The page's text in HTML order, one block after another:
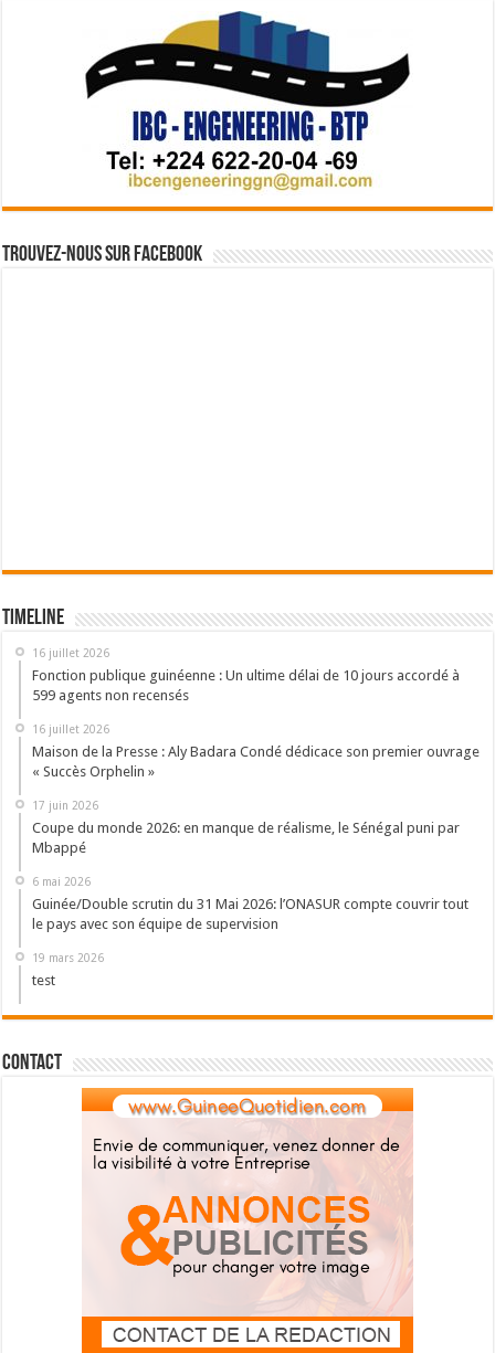
Trouvez-nous sur Facebook
Timeline
16 juillet 2026
Fonction publique guinéenne : Un ultime délai de 10 jours accordé à
599 agents non recensés
16 juillet 2026
Maison de la Presse : Aly Badara Condé dédicace son premier ouvrage
« Succès Orphelin »
17 juin 2026
Coupe du monde 2026: en manque de réalisme, le Sénégal puni par
Mbappé
6 mai 2026
Guinée/Double scrutin du 31 Mai 2026: l’ONASUR compte couvrir tout
le pays avec son équipe de supervision
19 mars 2026
test
Contact